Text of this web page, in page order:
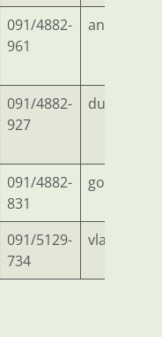
091/4882-
961
ana-
091/4882-
927
091/4882-
831
091/5129-
734